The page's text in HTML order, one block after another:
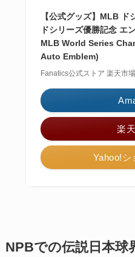
【公式グッズ】MLB ド
ドシリーズ優勝記念 エ
MLB World Series
Auto Emblem)
Fanatics公式ストア 楽天市
楽
Yahoo!シ
NPBでの伝説日本球